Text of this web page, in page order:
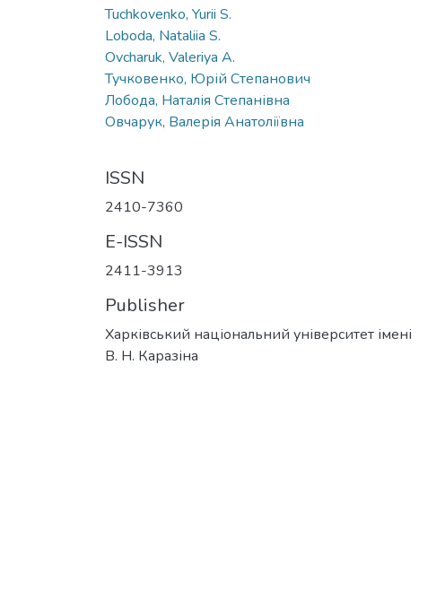
Tuchkovenko, Yurii S.
Loboda, Nataliia S.
Ovcharuk, Valeriya A.
Тучковенко, Юрій Степанович
Лобода, Наталія Степанівна
Овчарук, Валерія Анатоліївна
ISSN
2410-7360
E-ISSN
2411-3913
Publisher
Харківський національний університет імені
В. Н. Каразіна